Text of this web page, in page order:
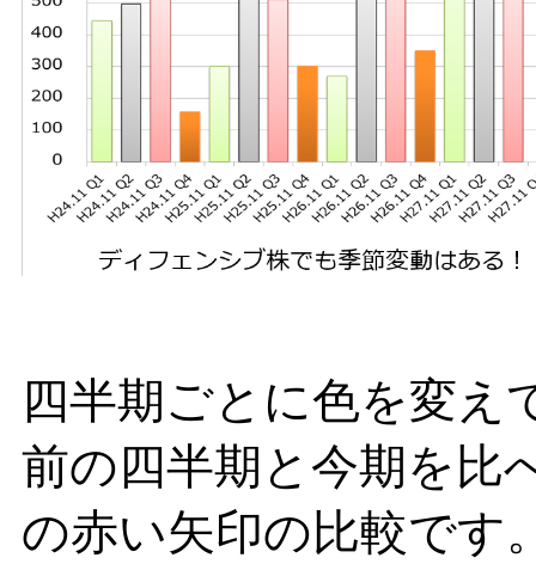
四半期ごとに色を変え
前の四半期と今期を比
の赤い矢印の比較です